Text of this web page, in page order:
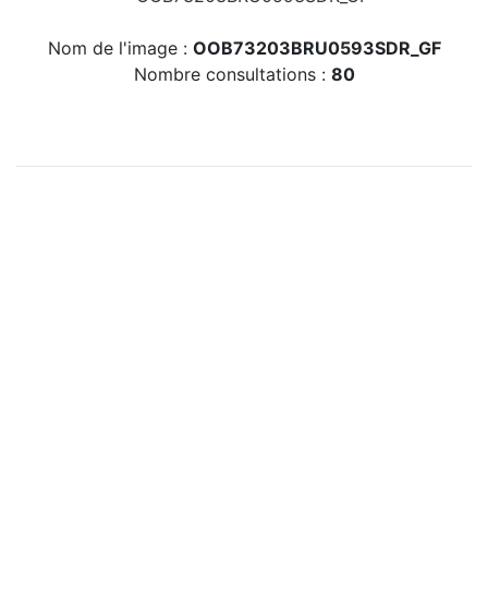
Nom de l'image : OOB73203BRU0593SDR_GF
Nombre consultations : 80